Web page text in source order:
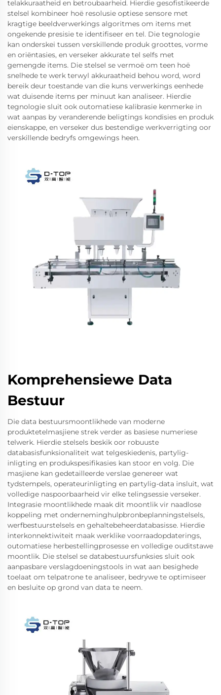
telakkuraatheid en betroubaarheid. Hierdie gesofistikeerde
stelsel kombineer hoë resolusie optiese sensore met
kragtige beeldverwerkings algoritmes om items met
ongekende presisie te identifiseer en tel. Die tegnologie
kan onderskei tussen verskillende produk groottes, vorme
en oriëntasies, en verseker akkurate tel selfs met
gemengde items. Die stelsel se vermoë om teen hoë
snelhede te werk terwyl akkuraatheid behou word, word
bereik deur toestande van die kuns verwerkings eenhede
wat duisende items per minuut kan analiseer. Hierdie
tegnologie sluit ook outomatiese kalibrasie kenmerke in
wat aanpas by veranderende beligtings kondisies en produk
eienskappe, en verseker dus bestendige werkverrigting oor
verskillende bedryfs omgewings heen.
Komprehensiewe Data
Bestuur
Die data bestuursmoontlikhede van moderne
produktetelmasjiene strek verder as basiese numeriese
telwerk. Hierdie stelsels beskik oor robuuste
databasisfunksionaliteit wat telgeskiedenis, partylig-
inligting en produkspesifikasies kan stoor en volg. Die
masjiene kan gedetailleerde verslae genereer wat
tydstempels, operateurinligting en partylig-data insluit, wat
volledige naspoorbaarheid vir elke telingsessie verseker.
Integrasie moontlikhede maak dit moontlik vir naadlose
koppeling met onderneminghulpbronbeplanningstelsels,
werfbestuurstelsels en gehaltebeheerdatabasisse. Hierdie
interkonnektiwiteit maak werklike voorraadopdaterings,
outomatiese herbestellingprosesse en volledige ouditstawe
moontlik. Die stelsel se databestuursfunksies sluit ook
aanpasbare verslagdoeningstools in wat aan besighede
toelaat om telpatrone te analiseer, bedrywe te optimiseer
en besluite op grond van data te neem.